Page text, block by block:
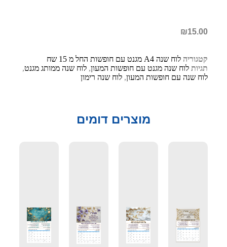
₪15.00
קטגוריה לוח שנה A4 מגנט עם חופשות החל מ 15 שח
תגיות לוח שנה מגנט עם חופשות המעון, לוח שנה ממותג מגנט,
לוח שנה עם חופשות המעון, לוח שנה רימון
מוצרים דומים